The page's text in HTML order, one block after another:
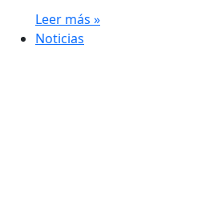
Leer más »
Noticias